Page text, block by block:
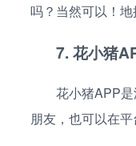
吗？当然可以！
7. 花小猪
花小猪APP
朋友，也可以在